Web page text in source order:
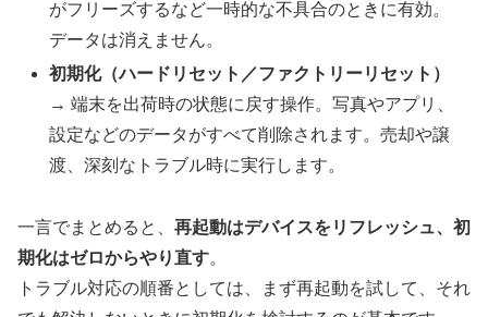
がフリーズするなど一時的な不具合のときに有効。
データは消えません。
初期化（ハードリセット／ファクトリーリセット）
→ 端末を出荷時の状態に戻す操作。写真やアプリ、
設定などのデータがすべて削除されます。売却や譲
渡、深刻なトラブル時に実行します。
一言でまとめると、 再起動はデバイスをリフレッシュ、初
期化はゼロからやり直す。
トラブル対応の順番としては、まず再起動を試して、それ